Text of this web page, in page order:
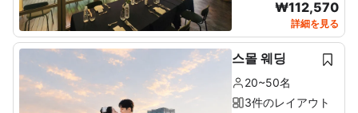
₩112,570
詳細を見る
스몰 웨딩
20~50名
3件のレイアウト